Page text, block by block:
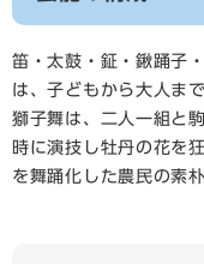
笛・太鼓・鉦・鍬踊子
は、子どもから大人ま
獅子舞は、二人一組と
時に演技し牡丹の花を
を舞踊化した農民の素